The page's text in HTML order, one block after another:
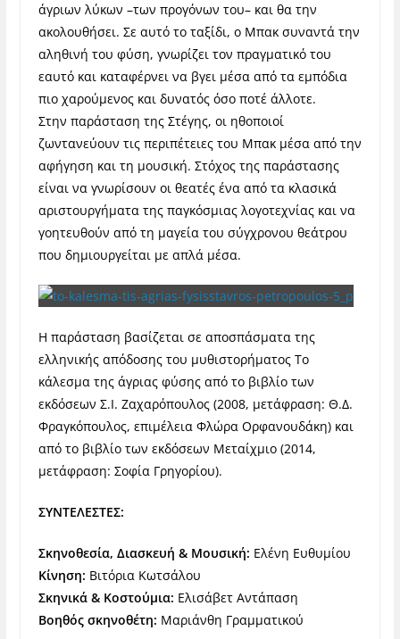
άγριων λύκων –των προγόνων του– και θα την
ακολουθήσει. Σε αυτό το ταξίδι, ο Μπακ συναντά την
αληθινή του φύση, γνωρίζει τον πραγματικό του
εαυτό και καταφέρνει να βγει μέσα από τα εμπόδια
πιο χαρούμενος και δυνατός όσο ποτέ άλλοτε.
Στην παράσταση της Στέγης, οι ηθοποιοί
ζωντανεύουν τις περιπέτειες του Μπακ μέσα από την
αφήγηση και τη μουσική. Στόχος της παράστασης
είναι να γνωρίσουν οι θεατές ένα από τα κλασικά
αριστουργήματα της παγκόσμιας λογοτεχνίας και να
γοητευθούν από τη μαγεία του σύγχρονου θεάτρου
που δημιουργείται με απλά μέσα.
Η παράσταση βασίζεται σε αποσπάσματα της
ελληνικής απόδοσης του μυθιστορήματος Το
κάλεσμα της άγριας φύσης από το βιβλίο των
εκδόσεων Σ.Ι. Ζαχαρόπουλος (2008, μετάφραση: Θ.Δ.
Φραγκόπουλος, επιμέλεια Φλώρα Ορφανουδάκη) και
από το βιβλίο των εκδόσεων Μεταίχμιο (2014,
μετάφραση: Σοφία Γρηγορίου).
ΣΥΝΤΕΛΕΣΤΕΣ:
Σκηνοθεσία, Διασκευή & Μουσική: Ελένη Ευθυμίου
Κίνηση: Βιτόρια Κωτσάλου
Σκηνικά & Κοστούμια: Ελισάβετ Αντάπαση
Βοηθός σκηνοθέτη: Μαριάνθη Γραμματικού